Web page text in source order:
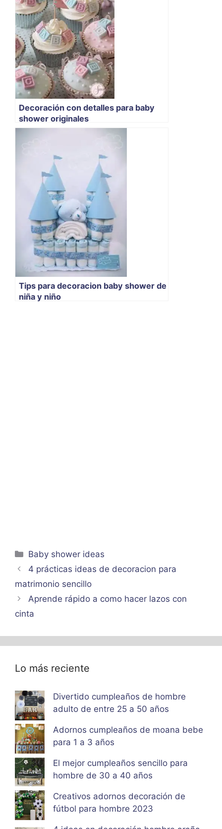
Decoración con detalles para baby
shower originales
Tips para decoracion baby shower de
niña y niño
Categorías
Baby shower ideas
4 prácticas ideas de decoracion para
matrimonio sencillo
Aprende rápido a como hacer lazos con
cinta
Lo más reciente
Divertido cumpleaños de hombre
adulto de entre 25 a 50 años
Adornos cumpleaños de moana bebe
para 1 a 3 años
El mejor cumpleaños sencillo para
hombre de 30 a 40 años
Creativos adornos decoración de
fútbol para hombre 2023